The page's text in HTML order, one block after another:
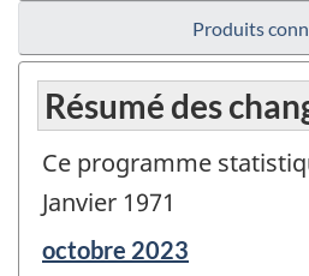
Produits
Résumé des
Ce programme
Janvier 1971
Période
octobre 2023